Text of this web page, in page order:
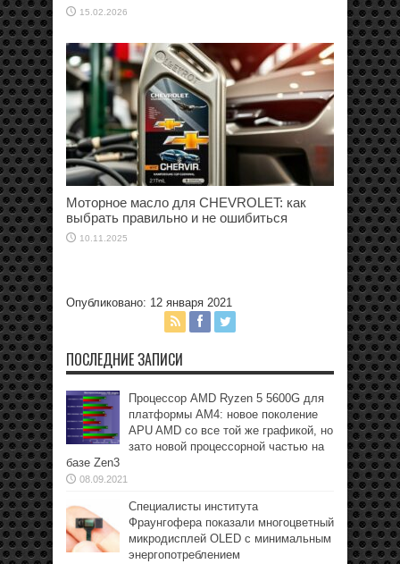
15.02.2026
Моторное масло для CHEVROLET: как
выбрать правильно и не ошибиться
10.11.2025
Опубликовано: 12 января 2021
ПОСЛЕДНИЕ ЗАПИСИ
Процессор AMD Ryzen 5 5600G для
платформы АМ4: новое поколение
APU AMD со все той же графикой, но
зато новой процессорной частью на
базе Zen3
08.09.2021
Специалисты института
Фраунгофера показали многоцветный
микродисплей OLED с минимальным
энергопотреблением